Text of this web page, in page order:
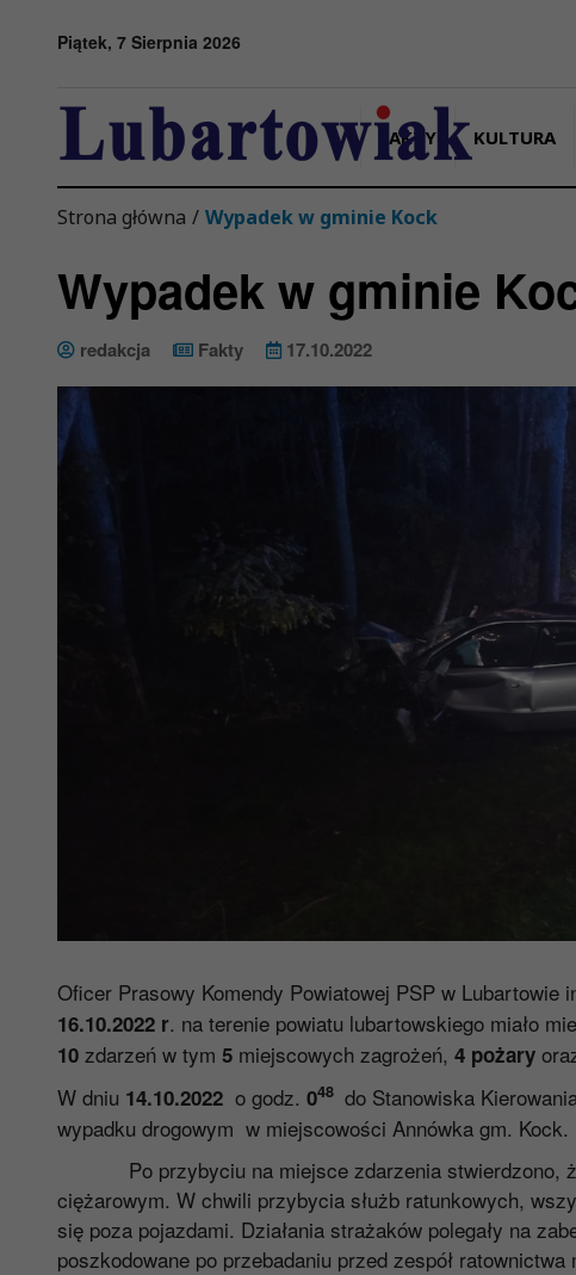
Piątek, 7 Sierpnia 2026
FAKTY KULTURA
Strona główna / Wypadek w gminie Kock
Wypadek w gminie
redakcja Fakty 17.10.2022
Oficer Prasowy Komendy Powiatowej PSP w
16.10.2022 r. na terenie powiatu lubartowskiego miało
10 zdarzeń w tym 5 miejscowych zagrożeń, 4 pożary
W dniu 14.10.2022 o godz. 048 do Stanowiska
wypadku drogowym w miejscowości Annówka gm. Kock.
Po przybyciu na miejsce zdarzenia stwierdzono, że
ciężarowym. W chwili przybycia służb ratunkowych,
się poza pojazdami. Działania strażaków polegały na
poszkodowane po przebadaniu przed zespół